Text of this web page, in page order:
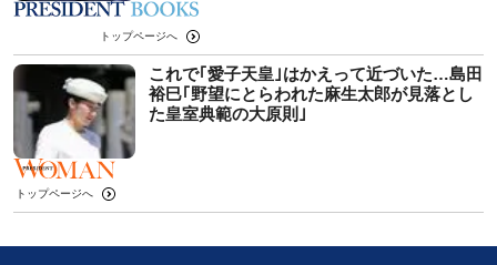
トップページへ
これで｢愛子天皇｣はかえって近づいた…島田
裕巳｢野望にとらわれた麻生太郎が見落とし
た皇室典範の大原則｣
トップページへ